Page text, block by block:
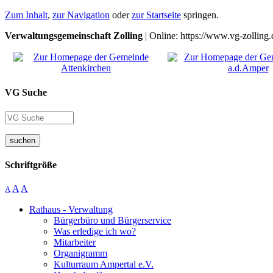
Zum Inhalt, zur Navigation oderzur Startseite springen.
Verwaltungsgemeinschaft Zolling | Online: https://www.vg-
VG Suche
suchen
Schriftgröße
A A A
Rathaus - Verwaltung
Bürgerbüro und Bürgerservice
Was erledige ich wo?
Mitarbeiter
Organigramm
Kulturraum Ampertal e.V.